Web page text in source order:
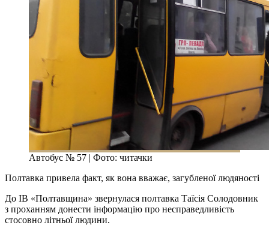
Автобус № 57 | Фото: читачки
Полтавка привела факт, як вона вважає, загубленої людяності
До ІВ «Полтавщина» звернулася полтавка Таїсія Солодовник
з проханням донести інформацію про несправедливість
стосовно літньої людини.